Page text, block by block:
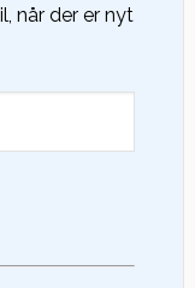
når der er nyt